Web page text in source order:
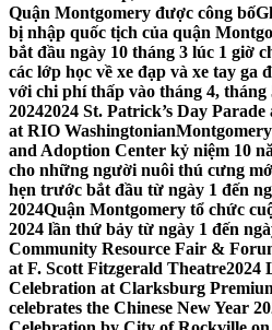
Quận Montgomery được công bố
bị nhập quốc tịch của quận
bắt đầu ngày 10 tháng 3 lúc 1 giờ
các lớp học về xe đạp và xe tay ga
với chi phí thấp vào tháng 4,
20242024 St. Patrick’s Day
at RIO Washingtonian
and Adoption Center kỷ niệm 10
cho những người nuôi thú cưng
hẹn trước bắt đầu từ ngày 1 đến
2024Quận Montgomery tổ chức
2024 lần thứ bảy từ ngày 1 đến
Community Resource Fair &
at F. Scott Fitzgerald Theatre2024
Celebration at Clarksburg
celebrates the Chinese New Year